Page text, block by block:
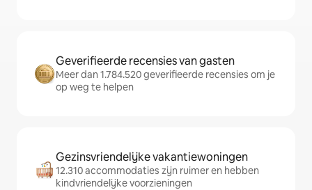
Geverifieerde recensies van gasten
Meer dan 1.784.520 geverifieerde recensies om je
op weg te helpen
Gezinsvriendelijke vakantiewoningen
12.310 accommodaties zijn ruimer en hebben
kindvriendelijke voorzieningen